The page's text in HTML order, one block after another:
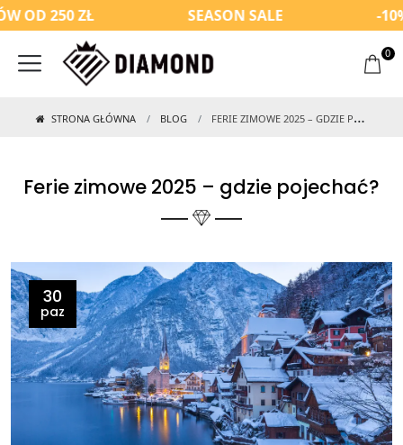
250 ZŁ SEASON SALE -10%
0
STRONA GŁÓWNA BLOG FERIE ZIMOWE 2025 – GDZIE POJECHAĆ?
Ferie zimowe 2025 – gdzie pojechać?
30
paz